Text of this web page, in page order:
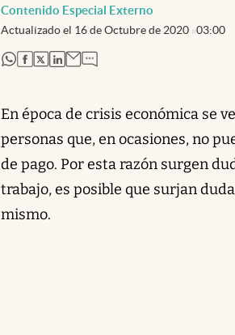
Contenido Especial Externo
Actualizado el 16 de Octubre de 2020 03:00
abre en nueva pestaña
abre en nueva pestaña
abre en nueva pestaña
abre en nueva pestaña
En época de crisis económica se
personas que, en ocasiones, no
de pago. Por esta razón surgen
trabajo, es posible que surjan
mismo.